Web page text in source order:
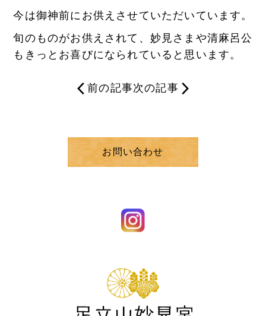
今は御神前にお供えさせていただいています。
旬のものがお供えされて、妙見さまや清麻呂公
もきっとお喜びになられていると思います。
前の記事次の記事
お問い合わせ